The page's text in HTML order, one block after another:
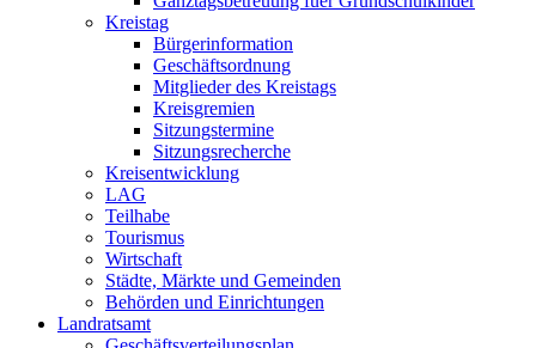
Kreistag
Bürgerinformation
Geschäftsordnung
Mitglieder des Kreistags
Kreisgremien
Sitzungstermine
Sitzungsrecherche
Kreisentwicklung
LAG
Teilhabe
Tourismus
Wirtschaft
Städte, Märkte und Gemeinden
Behörden und Einrichtungen
Landratsamt